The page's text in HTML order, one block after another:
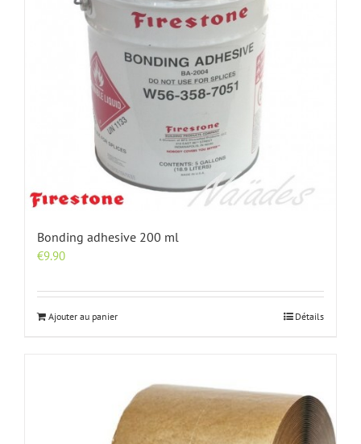
Bonding adhesive 200 ml
€9.90
Ajouter au panier Détails